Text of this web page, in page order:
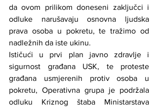
da ovom prilikom doneseni zaključci i
odluke narušavaju osnovna ljudska
prava osoba u pokretu, te tražimo od
nadležnih da iste ukinu.
Ističući u prvi plan javno zdravlje i
sigurnost građana USK, te proteste
građana usmjerenih protiv osoba u
pokretu, Operativna grupa je podržala
odluku Kriznog štaba Ministarstava